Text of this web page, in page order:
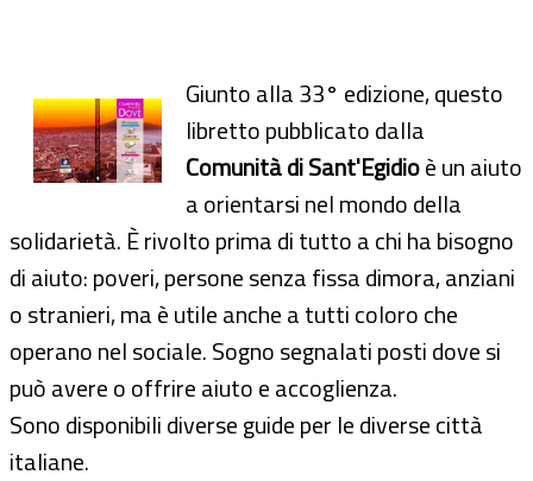
Giunto alla 33° edizione, questo
libretto pubblicato dalla
Comunità di Sant'Egidioè un aiuto
a orientarsi nel mondo della
solidarietà. È rivolto prima di tutto a chi ha bisogno
di aiuto: poveri, persone senza fissa dimora, anziani
o stranieri, ma è utile anche a tutti coloro che
operano nel sociale. Sogno segnalati posti dove si
può avere o offrire aiuto e accoglienza.
Sono disponibili diverse guide per le diverse città
italiane.